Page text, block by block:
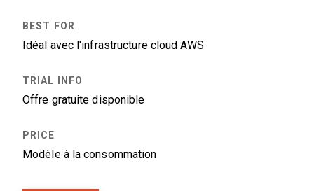
Idéal avec l'infrastructure cloud AWS
Offre gratuite disponible
Modèle à la consommation